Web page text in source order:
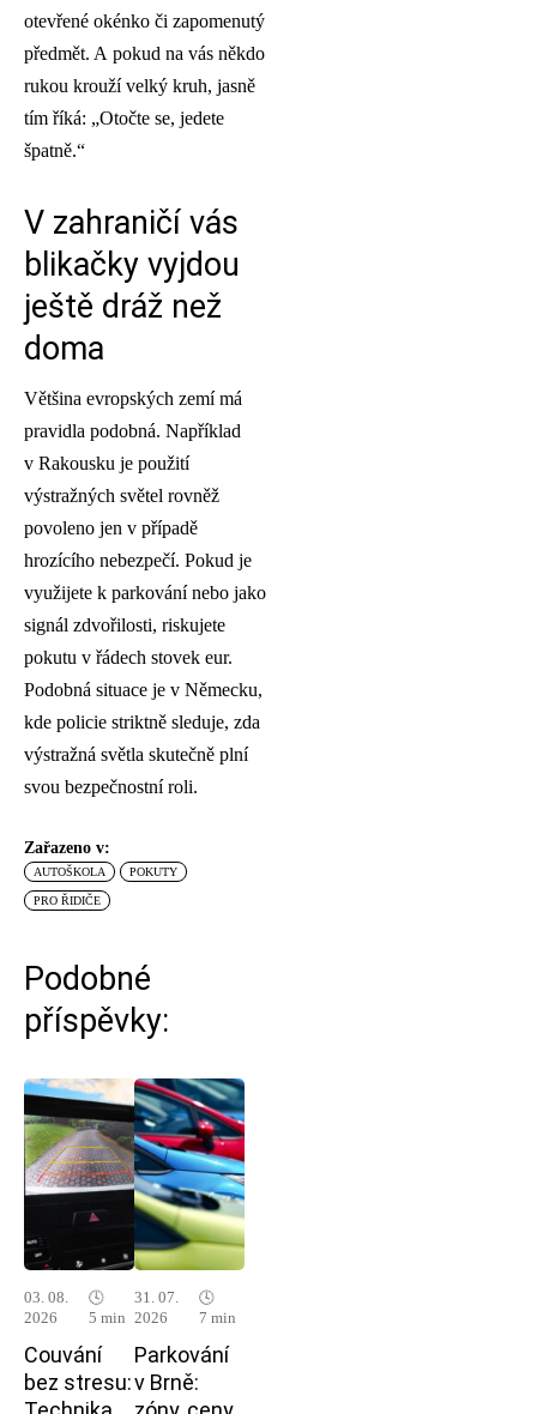
otevřené okénko či zapomenutý
předmět. A pokud na vás někdo
rukou krouží velký kruh, jasně
tím říká: „Otočte se, jedete
špatně.“
V zahraničí vás
blikačky vyjdou
ještě dráž než
doma
Většina evropských zemí má
pravidla podobná. Například
v Rakousku je použití
výstražných světel rovněž
povoleno jen v případě
hrozícího nebezpečí. Pokud je
využijete k parkování nebo jako
signál zdvořilosti, riskujete
pokutu v řádech stovek eur.
Podobná situace je v Německu,
kde policie striktně sleduje, zda
výstražná světla skutečně plní
svou bezpečnostní roli.
Zařazeno v:
AUTOŠKOLA POKUTY
PRO ŘIDIČE
Podobné
příspěvky:
03. 08.
2026
🕓
5 min
Couvání
bez stresu:
31. 07.
2026
🕓
7 min
Parkování
v Brně: